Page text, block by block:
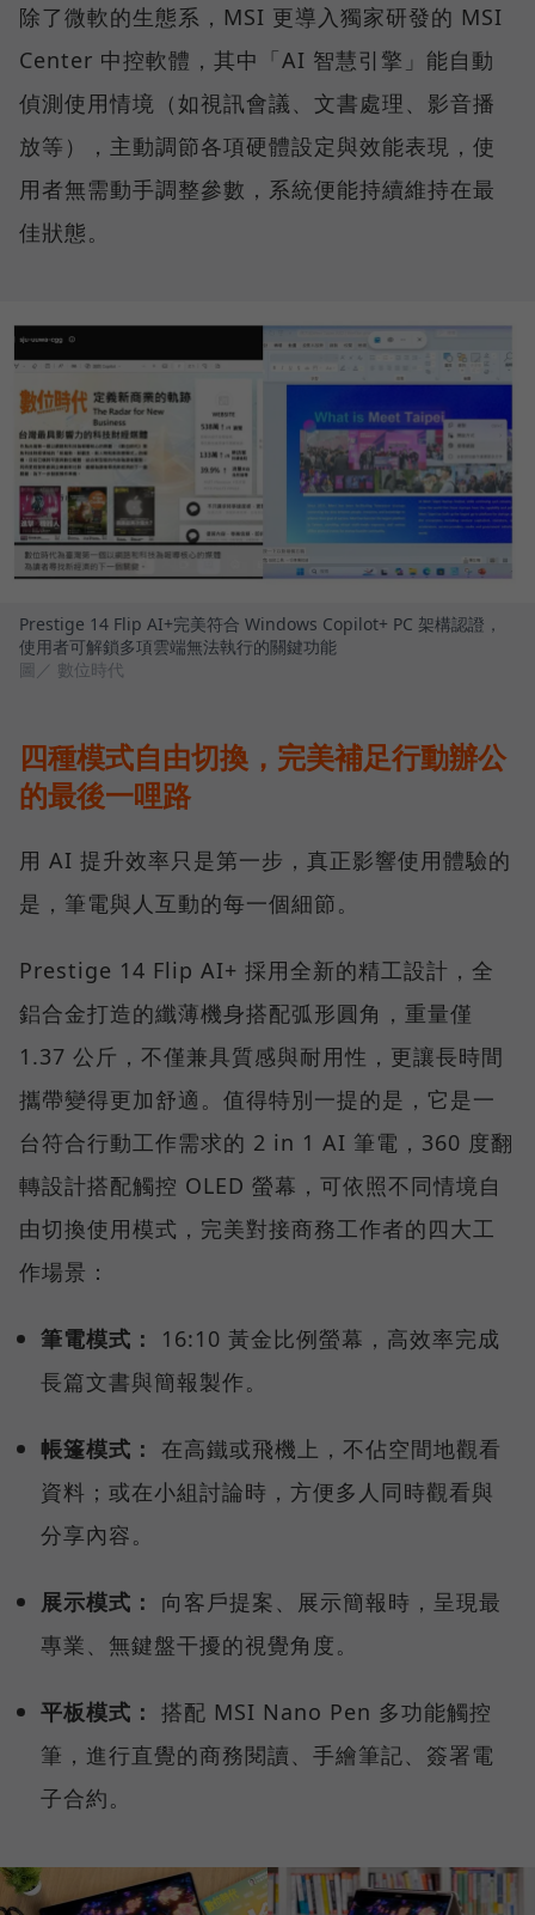
除了微軟的生態系，MSI 更導入獨家研發的 MSI
Center 中控軟體，其中「AI 智慧引擎」能自動
偵測使用情境（如視訊會議、文書處理、影音播
放等），主動調節各項硬體設定與效能表現，使
用者無需動手調整參數，系統便能持續維持在最
佳狀態。
Prestige 14 Flip AI+完美符合 Windows Copilot+ PC 架構認證，
使用者可解鎖多項雲端無法執行的關鍵功能
圖／ 數位時代
四種模式自由切換，完美補足行動辦公
的最後一哩路
用 AI 提升效率只是第一步，真正影響使用體驗的
是，筆電與人互動的每一個細節。
Prestige 14 Flip AI+ 採用全新的精工設計，全
鋁合金打造的纖薄機身搭配弧形圓角，重量僅
1.37 公斤，不僅兼具質感與耐用性，更讓長時間
攜帶變得更加舒適。值得特別一提的是，它是一
台符合行動工作需求的 2 in 1 AI 筆電，360 度翻
轉設計搭配觸控 OLED 螢幕，可依照不同情境自
由切換使用模式，完美對接商務工作者的四大工
作場景：
筆電模式：
16:10 黃金比例螢幕，高效率完成
長篇文書與簡報製作。
帳篷模式： 在高鐵或飛機上，不佔空間地觀看
資料；或在小組討論時，方便多人同時觀看與
分享內容。
展示模式：
向客戶提案、展示簡報時，呈現最
專業、無鍵盤干擾的視覺角度。
平板模式： 搭配 MSI Nano Pen 多功能觸控
筆，進行直覺的商務閱讀、手繪筆記、簽署電
子合約。